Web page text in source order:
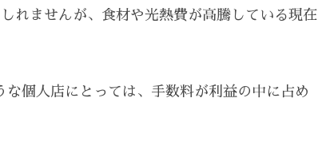
れませんが、食材や光熱費が高騰している現在
個人店にとっては、手数料が利益の中に占め